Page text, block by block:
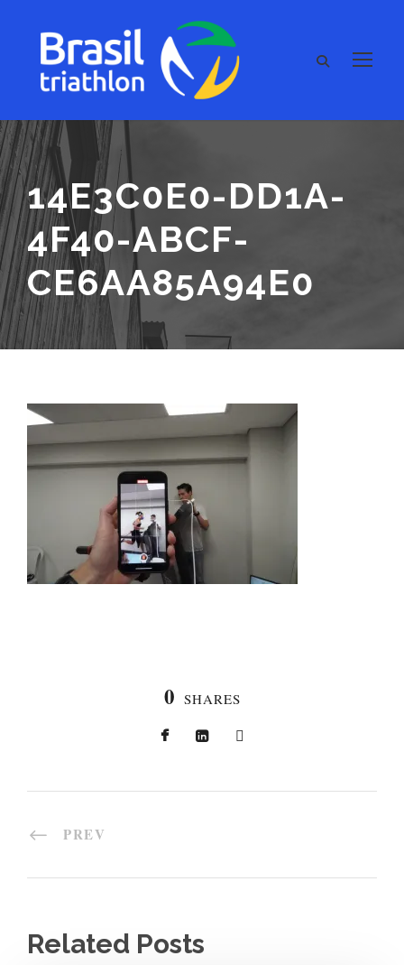
14E3C0E0-DD1A-
4F40-ABCF-
CE6AA85A94E0
0 SHARES
PREV
Related Posts